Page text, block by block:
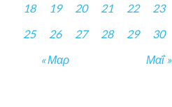
« Μαρ Μαΐ »
18
19 20 21 22 23
25
26 27 28 29 30